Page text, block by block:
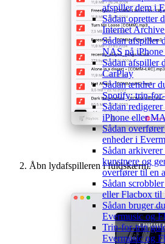
afspiller dem i
Sådan opretter
Internet
Sådan afspiller
NAS på
Sådan afspiller
CarPlay
Sådan ændrer
Spotify: trin-
Sådan
iPhone eller
Sådan
enheder i
Sådan
kunstnere og
overfører til en
Sådan
eller Flacbox til
Sådan bruger
Evermusic og
Trin-for-trin
Evermusic og
Åbn lydafspilleren i fuldskærm.